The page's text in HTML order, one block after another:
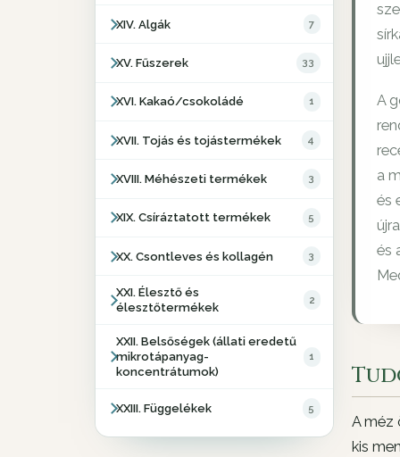
XIV. Algák 7
XV. Fűszerek 33
XVI. Kakaó/csokoládé 1
XVII. Tojás és tojástermékek 4
XVIII. Méhészeti termékek 3
XIX. Csíráztatott termékek 5
XX. Csontleves és kollagén 3
XXI. Élesztő és
élesztőtermékek
2
XXII. Belsőségek (állati eredetű
mikrotápanyag-
koncentrátumok)
1
XXIII. Függelékek 5
A
a
és
és
A méz
kis